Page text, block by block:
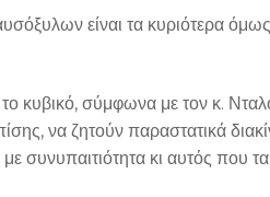
είναι τα κυριότερα
κυβικό, σύμφωνα με τον κ.
να ζητούν παραστατικά
συνυπαιτιότητα κι αυτός που